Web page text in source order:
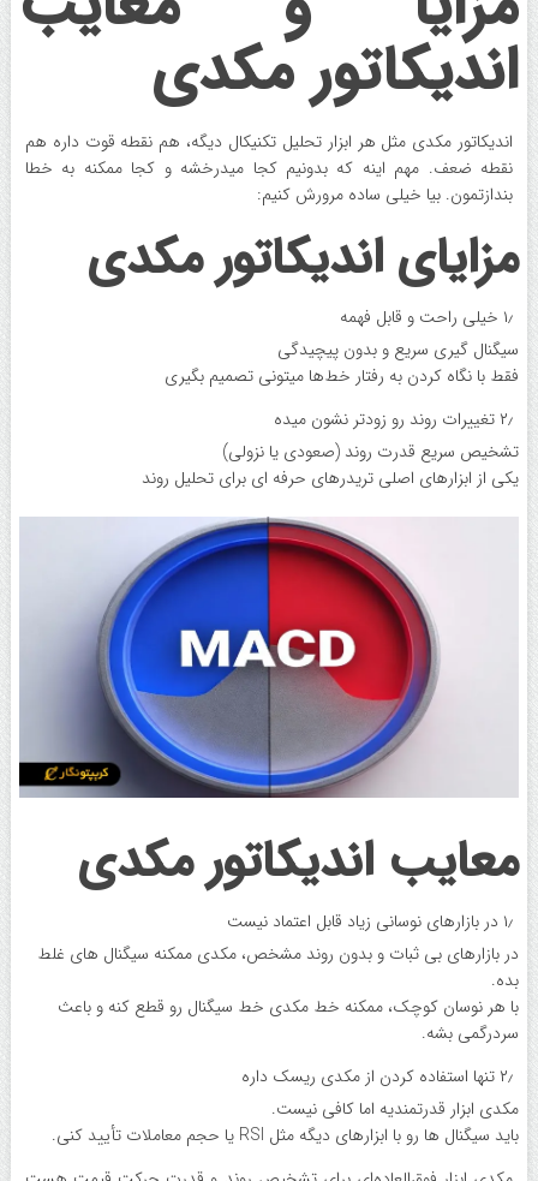
اندیکاتور مکدی
اندیکاتور مکدی مثل هر ابزار تحلیل تکنیکال دیگه، هم نقطه قوت داره هم
نقطه ضعف. مهم اینه که بدونیم کجا میدرخشه و کجا ممکنه به خطا
بندازتمون. بیا خیلی ساده مرورش کنیم:
مزایای اندیکاتور مکدی
۱٫ خیلی راحت و قابل فهمه
سیگنال گیری سریع و بدون پیچیدگی
فقط با نگاه کردن به رفتار خط‌ها میتونی تصمیم بگیری
۲٫ تغییرات روند رو زودتر نشون میده
تشخیص سریع قدرت روند (صعودی یا نزولی)
یکی از ابزارهای اصلی تریدرهای حرفه ای برای تحلیل روند
معایب اندیکاتور مکدی
۱٫ در بازارهای نوسانی زیاد قابل اعتماد نیست
در بازارهای بی ثبات و بدون روند مشخص، مکدی ممکنه سیگنال های غلط
بده.
با هر نوسان کوچک، ممکنه خط مکدی خط سیگنال رو قطع کنه و باعث
سردرگمی بشه.
۲٫ تنها استفاده کردن از مکدی ریسک داره
مکدی ابزار قدرتمندیه اما کافی نیست.
باید سیگنال ها رو با ابزارهای دیگه مثل RSI یا حجم معاملات تأیید کنی.